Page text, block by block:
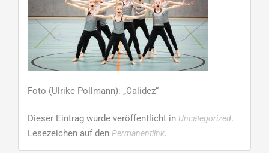
Foto (Ulrike Pollmann): „Calidez“
Dieser Eintrag wurde veröffentlicht in Uncategorized.
Lesezeichen auf den Permanentlink.